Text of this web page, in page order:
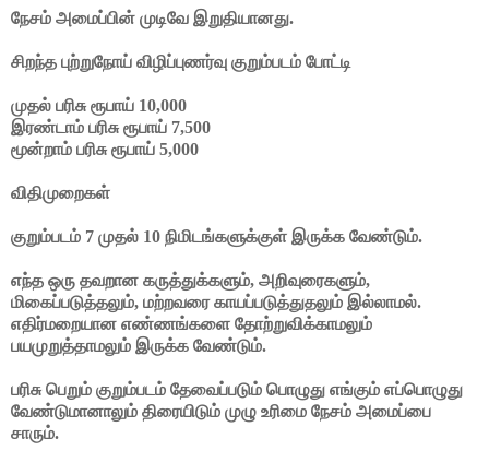
நேசம் அமைப்பின் முடிவே இறுதியானது.
சிறந்த புற்றுநோய் விழிப்புணர்வு குறும்படம் போட்டி
முதல் பரிசு ரூபாய் 10,000
இரண்டாம் பரிசு ரூபாய் 7,500
மூன்றாம் பரிசு ரூபாய் 5,000
விதிமுறைகள்
குறும்படம் 7 முதல் 10 நிமிடங்களுக்குள் இருக்க வேண்டும்.
எந்த ஒரு தவறான கருத்துக்களும், அறிவுரைகளும்,
மிகைப்படுத்தலும், மற்றவரை காயப்படுத்துதலும் இல்லாமல்.
எதிர்மறையான எண்ணங்களை தோற்றுவிக்காமலும்
பயமுறுத்தாமலும் இருக்க வேண்டும்.
பரிசு பெறும் குறும்படம் தேவைப்படும் பொழுது எங்கும் எப்பொழுது
வேண்டுமானாலும் திரையிடும் முழு உரிமை நேசம் அமைப்பை
சாரும்.